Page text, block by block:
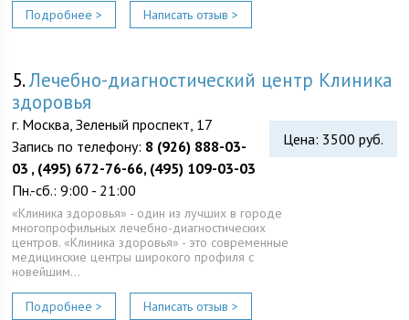
Подробнее > Написать отзыв >
5.Лечебно-диагностический центр Клиника
здоровья
Цена: 3500 руб.
г. Москва, Зеленый проспект, 17
Запись по телефону: 8 (926) 888-03-
03 , (495) 672-76-66, (495) 109-03-03
Пн.-сб.: 9:00 - 21:00
«Клиника здоровья» - один из лучших в городе
многопрофильных лечебно-диагностических
центров. «Клиника здоровья» - это современные
медицинские центры широкого профиля с
новейшим…
Подробнее > Написать отзыв >